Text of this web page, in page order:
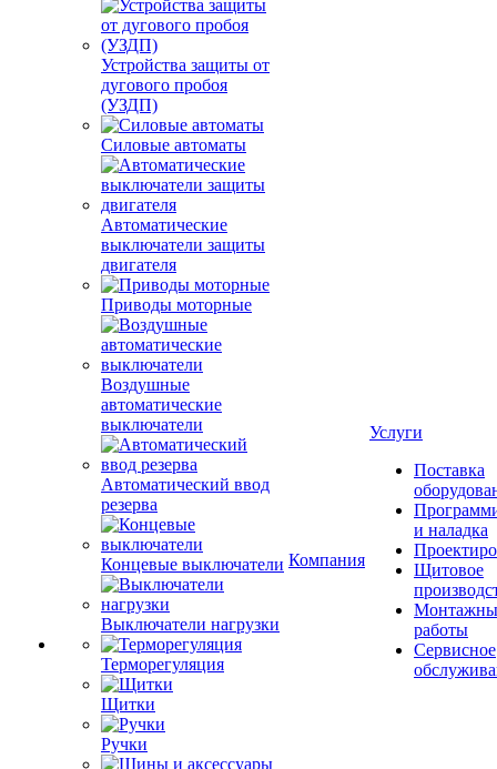
Устройства защиты от
дугового пробоя
(УЗДП)
Силовые автоматы
Автоматические
выключатели защиты
двигателя
Приводы моторные
Воздушные
автоматические
выключатели
Автоматический ввод
резерва
Концевые выключатели
Выключатели нагрузки
Терморегуляция
Щитки
Ручки
Компания
Услуги
Поставка
и наладка
Щитовое
работы
Сервисное